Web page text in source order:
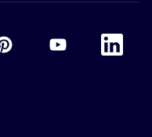
Accor Youtube
Accor